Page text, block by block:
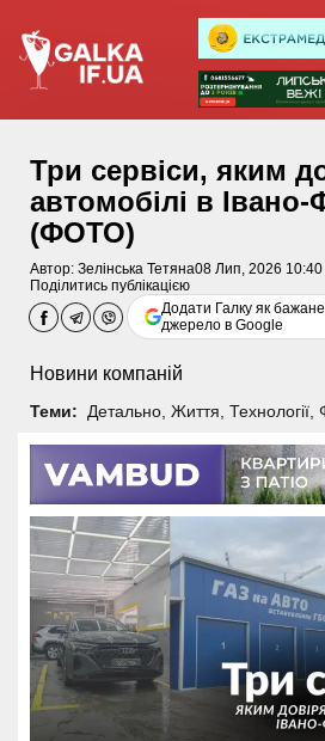
Три сервіси, яким
автомобілі в Івано-
(ФОТО)
Автор: Зелінська Тетяна08 Лип, 2026 10:40
Поділитись публікацією
Додати Галку як бажане
джерело в Google
Новини компаній
Теми: Детально, Життя Технології,